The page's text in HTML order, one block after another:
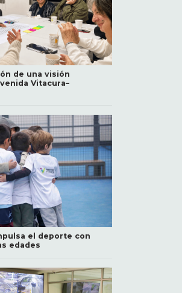
de una visión
Vitacura–
el deporte con
edades